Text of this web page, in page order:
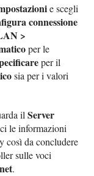
e scegli
connessione
>
per le
per il
sia per i valori
ilServer
le informazioni
così da concludere
sulle voci
.